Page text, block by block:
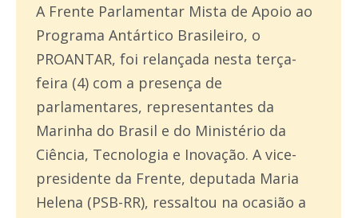
A Frente Parlamentar Mista de Apoio ao
Programa Antártico Brasileiro, o
PROANTAR, foi relançada nesta terça-
feira (4) com a presença de
parlamentares, representantes da
Marinha do Brasil e do Ministério da
Ciência, Tecnologia e Inovação. A vice-
presidente da Frente, deputada Maria
Helena (PSB-RR), ressaltou na ocasião a